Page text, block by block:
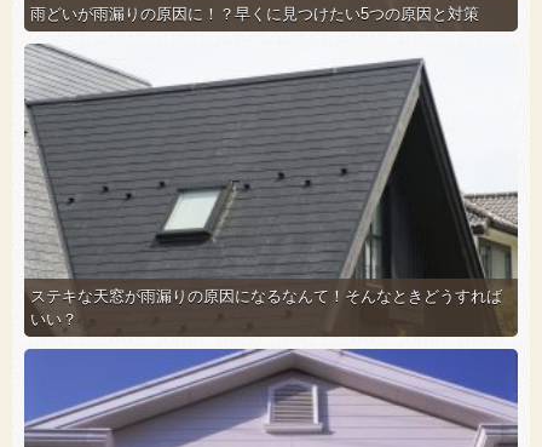
雨どいが雨漏りの原因に！？早くに見つけたい5つの原因と対策
ステキな天窓が雨漏りの原因になるなんて！そんなときどうすれば
いい？